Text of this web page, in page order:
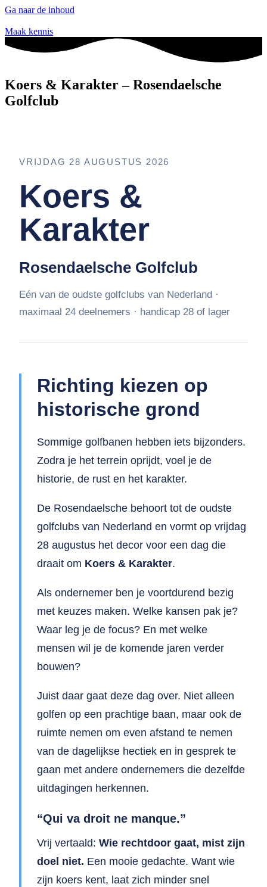
Ga naar de inhoud
Maak kennis
Koers & Karakter – Rosendaelsche
Golfclub
VRIJDAG 28 AUGUSTUS 2026
Koers &
Karakter
Rosendaelsche Golfclub
Eén van de oudste golfclubs van Nederland ·
maximaal 24 deelnemers · handicap 28 of lager
Richting kiezen op
historische grond
Sommige golfbanen hebben iets bijzonders.
Zodra je het terrein oprijdt, voel je de
historie, de rust en het karakter.
De Rosendaelsche behoort tot de oudste
golfclubs van Nederland en vormt op vrijdag
28 augustus het decor voor een dag die
draait om Koers & Karakter.
Als ondernemer ben je voortdurend bezig
met keuzes maken. Welke kansen pak je?
Waar leg je de focus? En met welke
mensen wil je de komende jaren verder
bouwen?
Juist daar gaat deze dag over. Niet alleen
golfen op een prachtige baan, maar ook de
ruimte nemen om even afstand te nemen
van de dagelijkse hectiek en in gesprek te
gaan met andere ondernemers die dezelfde
uitdagingen herkennen.
“Qui va droit ne manque.”
Vrij vertaald: Wie rechtdoor gaat, mist zijn
doel niet. Een mooie gedachte. Want wie
zijn koers kent, laat zich minder snel